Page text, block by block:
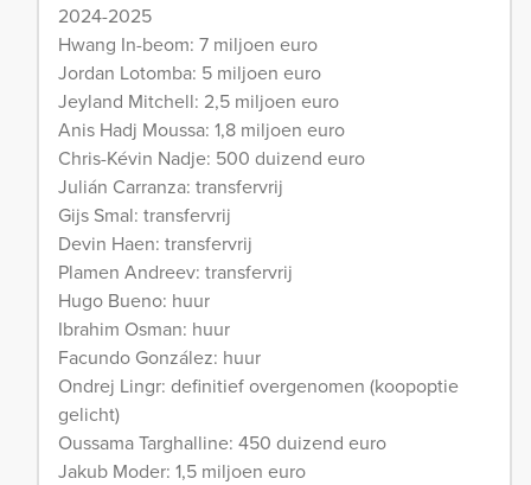
2024-2025
Hwang In-beom: 7 miljoen euro
Jordan Lotomba: 5 miljoen euro
Jeyland Mitchell: 2,5 miljoen euro
Anis Hadj Moussa: 1,8 miljoen euro
Chris-Kévin Nadje: 500 duizend euro
Julián Carranza: transfervrij
Gijs Smal: transfervrij
Devin Haen: transfervrij
Plamen Andreev: transfervrij
Hugo Bueno: huur
Ibrahim Osman: huur
Facundo González: huur
Ondrej Lingr: definitief overgenomen (koopoptie
gelicht)
Oussama Targhalline: 450 duizend euro
Jakub Moder: 1,5 miljoen euro